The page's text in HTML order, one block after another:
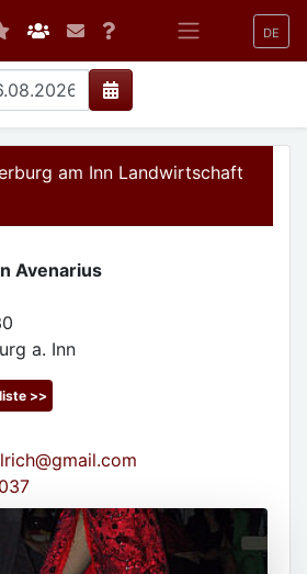
DE
am Inn Landwirtschaft
Avenarius
a. Inn
>>